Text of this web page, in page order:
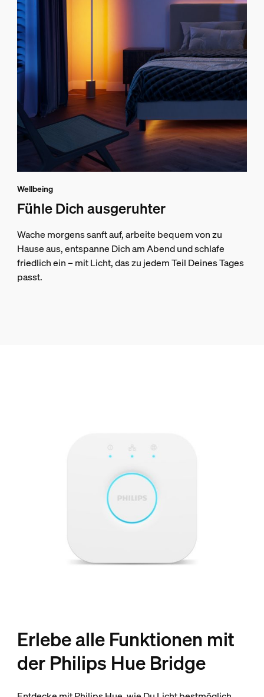
Wellbeing
Fühle Dich ausgeruhter
Wache morgens sanft auf, arbeite bequem von zu
Hause aus, entspanne Dich am Abend und schlafe
friedlich ein – mit Licht, das zu jedem Teil Deines Tages
passt.
Erlebe alle Funktionen mit
der Philips Hue Bridge